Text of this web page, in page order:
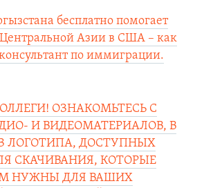
бесплатно помогает
Азии в США – как
по иммиграции.
ОЗНАКОМЬТЕСЬ С
И ВИДЕОМАТЕРИАЛОВ, В
ЛОГОТИПА, ДОСТУПНЫХ
СКАЧИВАНИЯ, КОТОРЫЕ
НУЖНЫ ДЛЯ ВАШИХ